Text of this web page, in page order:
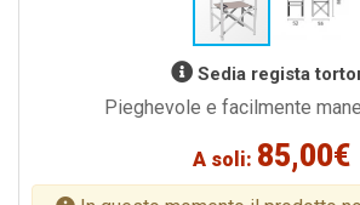
Sedia regista
Pieghevole e facilmente
A soli: 85,00€